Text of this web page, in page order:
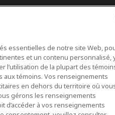
essentielles de notre site Web,
et un contenu personnalisé,
l’utilisation de la plupart des
témoins. Vos renseignements
en dehors du territoire où
gérons les renseignements
d’accéder à vos renseignements